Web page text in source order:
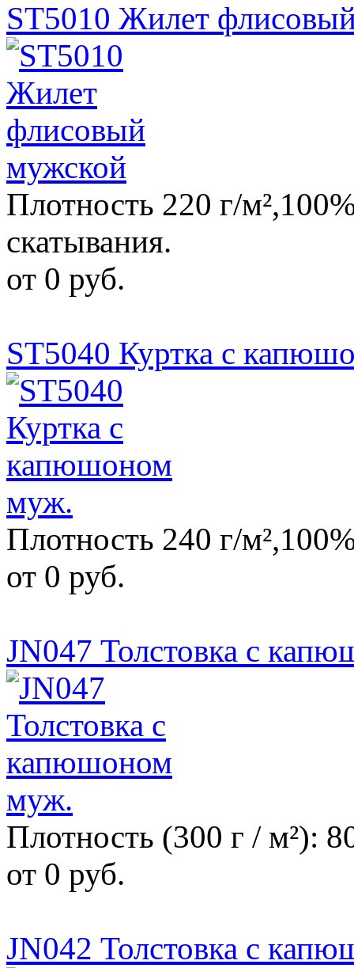
ST5010 Жилет
Плотность 220 г/
скатывания.
от 0 руб.
ST5040 Куртка с
Плотность 240 г/
от 0 руб.
JN047 Толстовка с
Плотность (300 г / м²):
от 0 руб.
JN042 Толстовка с